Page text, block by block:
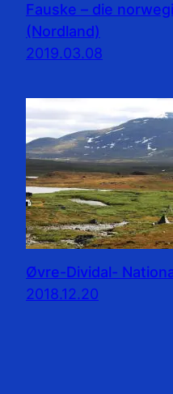
Fauske – die
(Nordland)
2019.03.08
Øvre-Dividal-
2018.12.20